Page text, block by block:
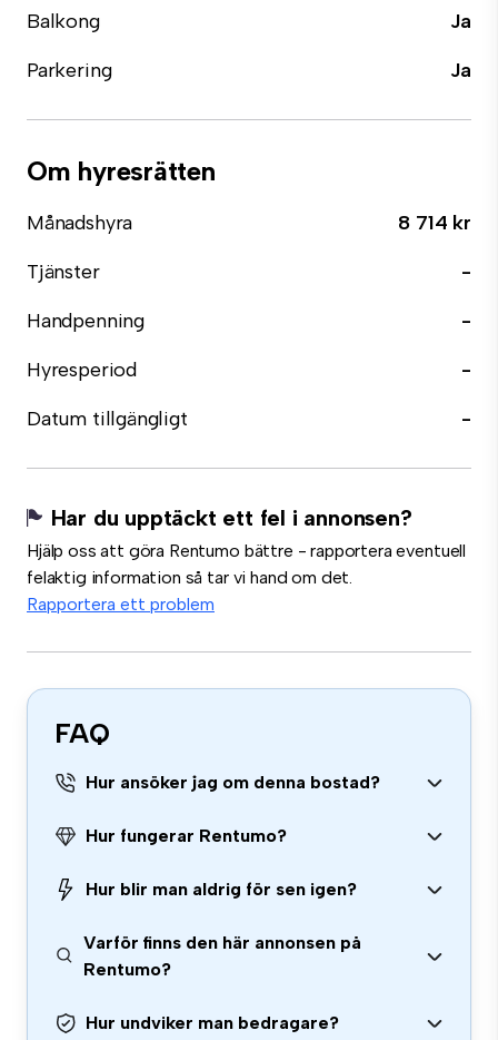
Balkong
Ja
Parkering
Ja
Om hyresrätten
Månadshyra
8 714 kr
Tjänster
-
Handpenning
-
Hyresperiod
-
Datum tillgängligt
-
Har du upptäckt ett fel i annonsen?
Hjälp oss att göra Rentumo bättre - rapportera eventuell
felaktig information så tar vi hand om det.
Rapportera ett problem
FAQ
Hur ansöker jag om denna bostad?
Hur fungerar Rentumo?
Hur blir man aldrig för sen igen?
Varför finns den här annonsen på
Rentumo?
Hur undviker man bedragare?